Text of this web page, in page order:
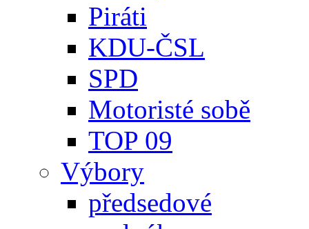
Piráti
KDU-ČSL
SPD
Motoristé sobě
TOP 09
Výbory
předsedové